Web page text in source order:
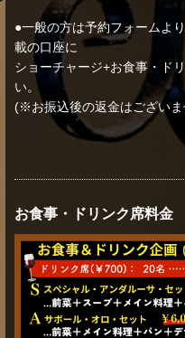
●一般の方は予約フォームよ
載の口座に
ショーチャージ+お食事・ド
い。
(※お振込後の返金はございま
お食事・ドリンク席料金